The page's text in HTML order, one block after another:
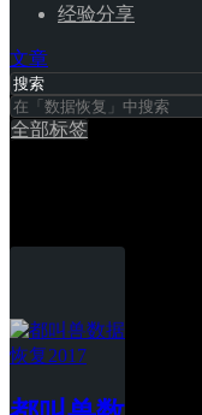
经验分享
文章
全部标签